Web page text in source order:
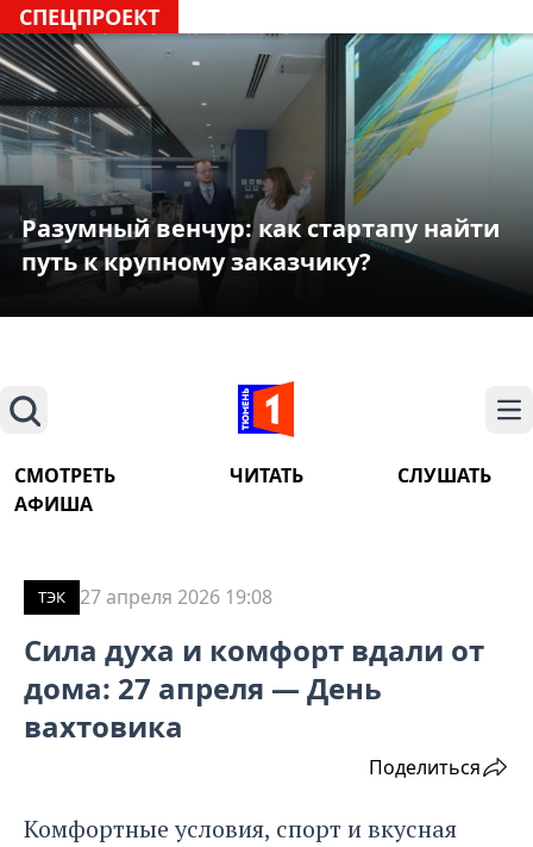
СПЕЦПРОЕКТ
Разумный венчур: как стартапу найти
путь к крупному заказчику?
Поиск
СМОТРЕТЬ ЧИТАТЬ
СЛУШАТЬ
АФИША
ТЭК 27 апреля 2026 19:08
Сила духа и комфорт вдали от
дома: 27 апреля — День
вахтовика
Поделиться
Комфортные условия, спорт и вкусная